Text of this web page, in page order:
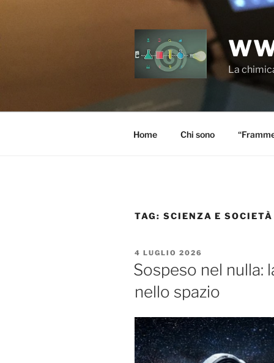
La
Home Chi sono
TAG: SCIENZA E SOCIETÀ
PUBBLICATO
IL
4 LUGLIO 2026
Sospeso nel nulla:
nello spazio